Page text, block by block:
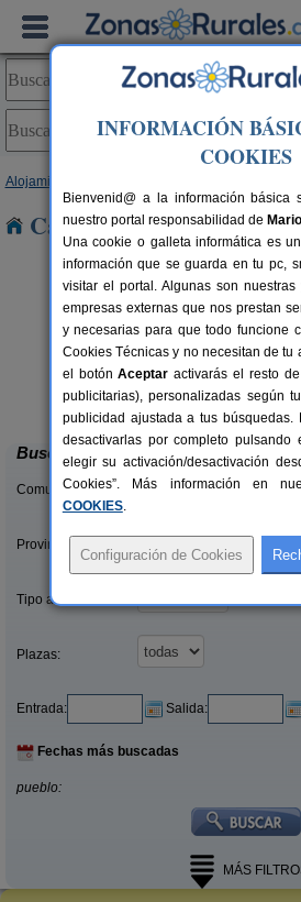
Alojamientos
Casas Rurales cerca de
El Corral de Lladurs
Lladurs (Lleida)
Buscar
Comunidades:
Provincias/Islas:
Tipo alquiler:
Plazas:
Entrada: Salida:
Fechas más buscadas
pueblo:
MÁS
INFORMACIÓN
COOKIES
Bienvenid@ a la información básica
nuestro portal responsabilidad de
Una cookie o galleta informática es
información que se guarda en tu pc,
visitar el portal. Algunas son
empresas externas que nos prestan
y necesarias para que todo funcione
Cookies Técnicas y no necesitan de tu
el botónAceptar activarás el resto
publicitarias), personalizadas según
publicidad ajustada a tus búsquedas.
desactivarlas por completo pulsando
elegir su activación/desactivación
Cookies”. Más información en
COOKIES.